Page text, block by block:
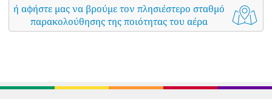
ή αφήστε μας να βρούμε τον πλησιέστερο σταθμό
παρακολούθησης της ποιότητας του αέρα